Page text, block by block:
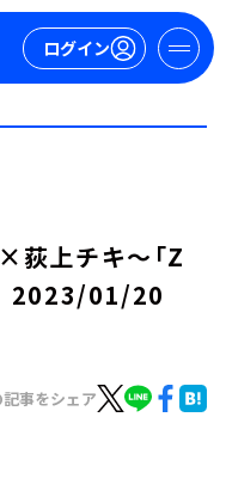
ログイン
荻上チキ～「Z
2023/01/20
記事をシェア